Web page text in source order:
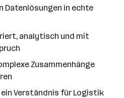
Datenlösungen in echte
analytisch und mit
Zusammenhänge
Verständnis für Logistik